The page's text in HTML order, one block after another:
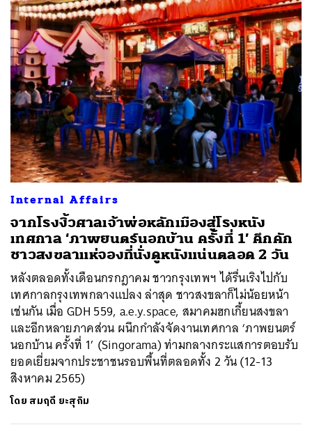
Internal Affairs
จากโรงงิ้วศาลเจ้าพ่อหลักเมืองสู่โรงหนัง
เทศกาล ‘ภาพยนตร์นอกบ้าน ครั้งที่ 1’ คึกคัก
ชาวสงขลาแห่จองที่นั่งดูหนังแน่นตลอด 2 วัน
หลังตลอดทั้งเดือนกรกฎาคม ชาวกรุงเทพฯ ได้รื่นเริงไปกับ
เทศกาลกรุงเทพกลางแปลง ล่าสุด ชาวสงขลาก็ไม่น้อยหน้า
เช่นกัน เมื่อ GDH 559, a.e.y.space, สมาคมฮกเกี้ยนสงขลา
และอีกหลายภาคส่วน ผนึกกำลังจัดงานเทศกาล ‘ภาพยนตร์
นอกบ้าน ครั้งที่ 1’ (Singorama) ท่ามกลางกระแสการตอบรับ
ยอดเยี่ยมจากประชาชนรอบพื้นที่ตลอดทั้ง 2 วัน (12-13
สิงหาคม 2565)
โดย สมฤดี ยะสุกิม
ค้นหา
SHARE